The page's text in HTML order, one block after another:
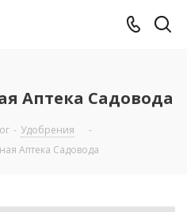
Аптека Садовода
- Удобрения
-
Аптека Садовода